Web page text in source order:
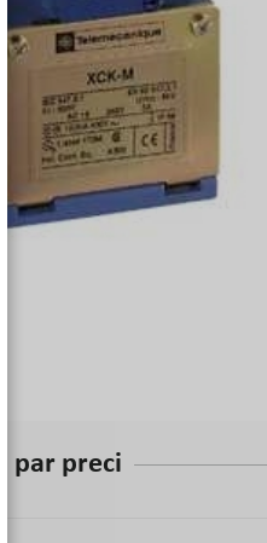
par preci